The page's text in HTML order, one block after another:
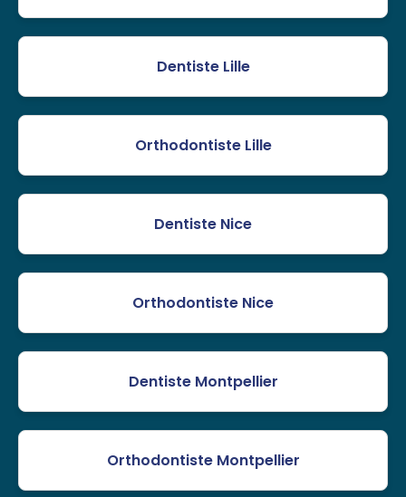
Dentiste Lille
Orthodontiste Lille
Dentiste Nice
Orthodontiste Nice
Dentiste Montpellier
Orthodontiste Montpellier